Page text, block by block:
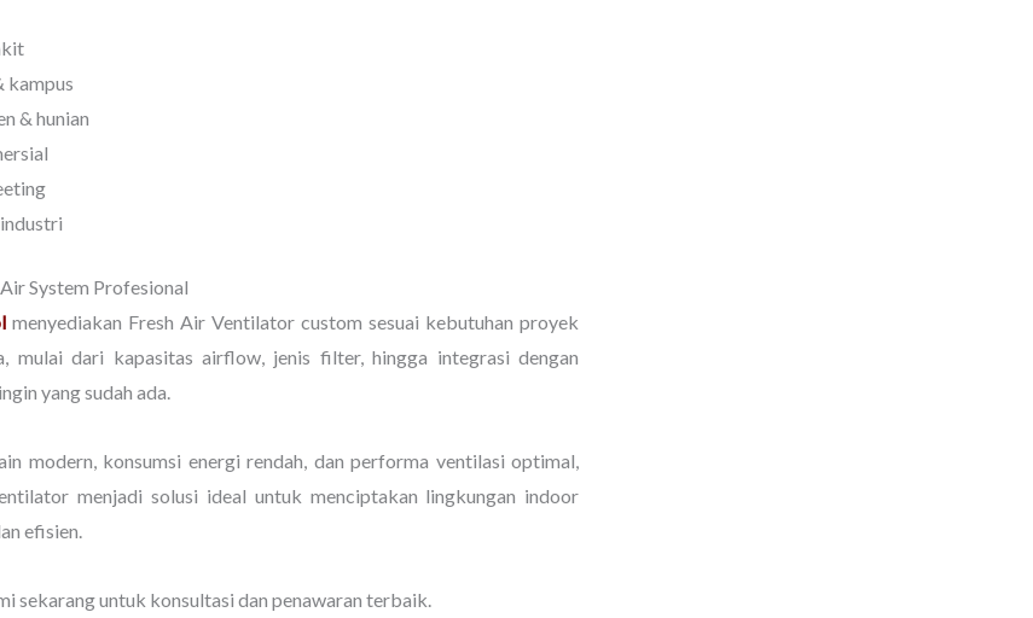
kampus
& hunian
System Profesional
menyediakan Fresh Air Ventilator custom sesuai kebutuhan proyek
mulai dari kapasitas airflow, jenis filter, hingga integrasi dengan
yang sudah ada.
modern, konsumsi energi rendah, dan performa ventilasi optimal,
menjadi solusi ideal untuk menciptakan lingkungan indoor
efisien.
sekarang untuk konsultasi dan penawaran terbaik.